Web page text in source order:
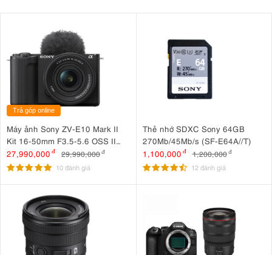
Trả góp online
Máy ảnh Sony ZV-E10 Mark II
Kit 16-50mm F3.5-5.6 OSS II
Đen
27,990,000 đ 29,990,000đ
10 đánh giá
Thẻ nhớ SDXC Sony 64GB
270Mb/45Mb/s (SF-E64A//T)
1,100,000 đ 1,200,000 đ
12 đánh giá